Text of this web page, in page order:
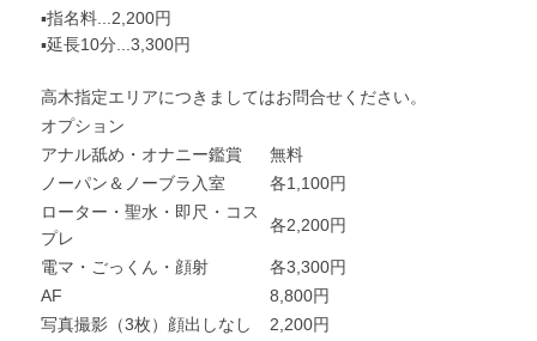
▪指名料...2,200円
▪延長10分...3,300円
高木指定エリアにつきましてはお問合せください。
オプション
アナル舐め・オナニー鑑賞
無料
ノーパン＆ノーブラ入室
各1,100円
ローター・聖水・即尺・コス
プレ
各2,200円
電マ・ごっくん・顔射
各3,300円
AF
8,800円
写真撮影（3枚）顔出しなし
2,200円